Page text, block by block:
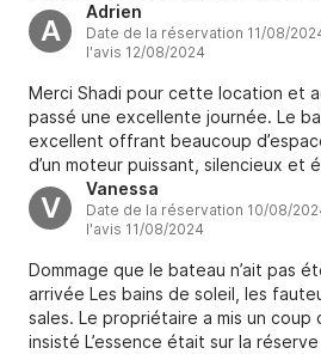
est vraiment top, petit bémol, il a
partir, c'est un peu de sport quand
Rapport qualité prix, nous sommes
prestation.
A
Adrien
Date de la réservation 11/08/
l'avis 12/08/2024
Merci Shadi pour cette location et
passé une excellente journée. Le
excellent offrant beaucoup
d’un moteur puissant, silencieux et
bientôt !
V
Vanessa
Date de la réservation 10/08/
l'avis 11/08/2024
Dommage que le bateau n’ait pas
arrivée Les bains de soleil, les
sales. Le propriétaire a mis un coup
insisté L’essence était sur la